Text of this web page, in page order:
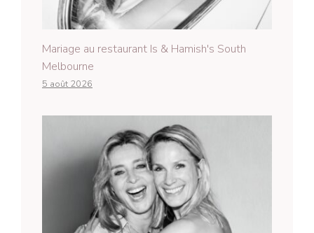
Mariage au restaurant Is & Hamish's South
Melbourne
5 août 2026